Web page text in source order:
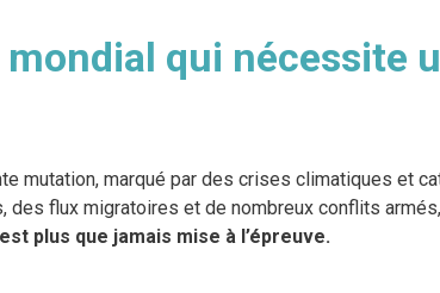
qui nécessite
mutation, marqué par des crises climatiques et
des flux migratoires et de nombreux conflits armés,
plus que jamais mise à l’épreuve.